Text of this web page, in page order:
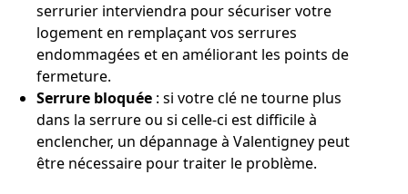
serrurier interviendra pour sécuriser votre
logement en remplaçant vos serrures
endommagées et en améliorant les points de
fermeture.
Serrure bloquée : si votre clé ne tourne plus
dans la serrure ou si celle-ci est difficile à
enclencher, un dépannage à Valentigney peut
être nécessaire pour traiter le problème.